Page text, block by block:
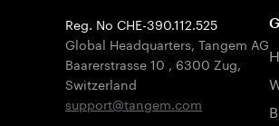
Reg. No CHE-390.112.525
Global Headquarters, Tangem AG
Baarerstrasse 10 , 6300 Zug,
Switzerland
support@tangem.com